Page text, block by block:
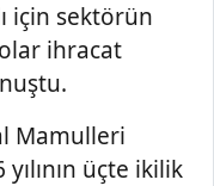
için sektörün
ihracat
Mamulleri
üçte ikilik